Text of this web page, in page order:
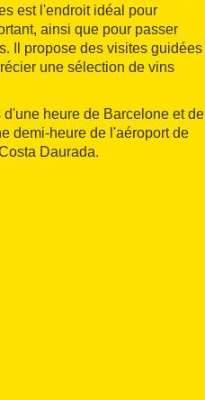
est l'endroit idéal pour
ainsi que pour passer
Il propose des visites guidées
une sélection de vins
heure de Barcelone et de
demi-heure de l'aéroport de
Daurada.